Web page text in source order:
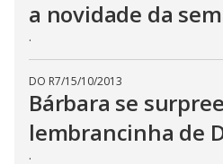
a novidade da
.
DO R7/15/10/2013
Bárbara se
lembrancinha de
.